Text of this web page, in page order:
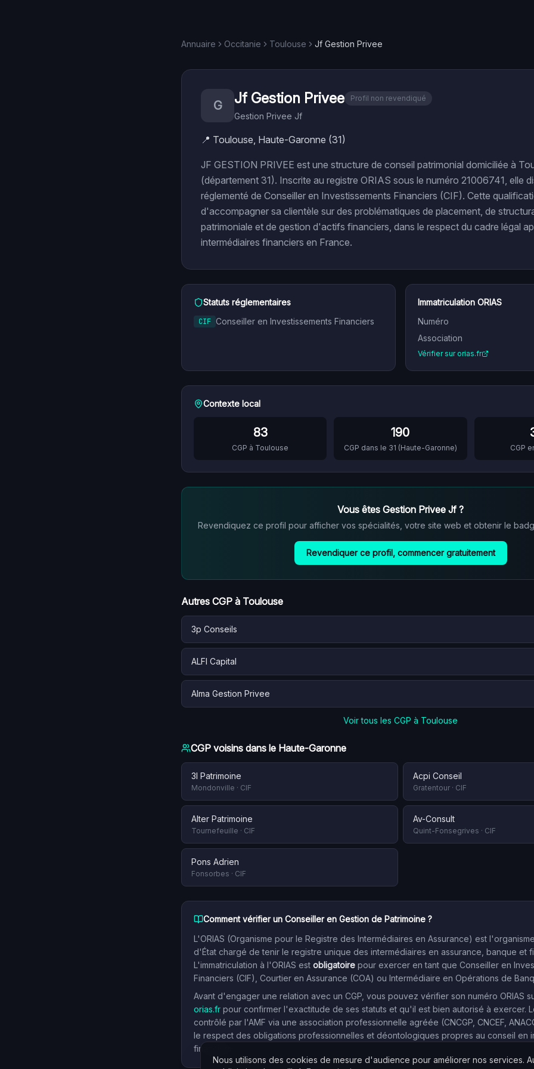
Annuaire Occitanie Toulouse Jf Gestion Privee
G Jf Gestion Privee Profil non revendiqué
Gestion Privee Jf
📍 Toulouse, Haute-Garonne (31)
JF GESTION PRIVEE est une structure de conseil patrimonial domiciliée à
(département 31). Inscrite au registre ORIAS sous le numéro 21006741, elle
réglementé de Conseiller en Investissements Financiers (CIF). Cette
d'accompagner sa clientèle sur des problématiques de placement, de
patrimoniale et de gestion d'actifs financiers, dans le respect du cadre légal
intermédiaires financiers en France.
Statuts réglementaires
CIF Conseiller en Investissements Financiers
Immatriculation ORIAS
Numéro
Association
Vérifier sur orias.fr
Contexte local
83
CGP à Toulouse
190
CGP dans le 31 (Haute-Garonne) CGP
Vous êtes Gestion Privee Jf ?
Revendiquez ce profil pour afficher vos spécialités, votre site web et obtenir le
Revendiquer ce profil, commencer gratuitement
Autres CGP à Toulouse
3p Conseils
ALFI Capital
Alma Gestion Privee
Voir tous les CGP à Toulouse
CGP voisins dans le Haute-Garonne
3l Patrimoine
Mondonville · CIF
Acpi Conseil
Gratentour · CIF
Alter Patrimoine
Tournefeuille · CIF
Av-Consult
Quint-Fonsegrives · CIF
Pons Adrien
Fonsorbes · CIF
Comment vérifier un Conseiller en Gestion de Patrimoine ?
L'ORIAS (Organisme pour le Registre des Intermédiaires en Assurance) est
d'État chargé de tenir le registre unique des intermédiaires en assurance, banque et
L'immatriculation à l'ORIAS est obligatoire pour exercer en tant que Conseiller en
Financiers (CIF), Courtier en Assurance (COA) ou Intermédiaire en Opérations de
Avant d'engager une relation avec un CGP, vous pouvez vérifier son numéro ORIAS
orias.fr pour confirmer l'exactitude de ses statuts et qu'il est bien autorisé à exercer.
contrôlé par l'AMF via une association professionnelle agréée (CNCGP, CNCEF,
le respect des obligations professionnelles et déontologiques propres au conseil en
financiers.
Nous utilisons des cookies de mesure d'audience pour améliorer nos services.